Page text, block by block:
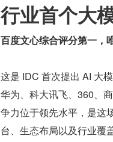
行业首个大
百度文心综合评分第一，
这是 IDC 首次提出 AI 大
华为、科大讯飞、360、
争力位于领先水平，是这
台、生态布局以及行业覆